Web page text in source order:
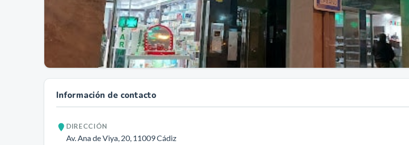
Información de contacto
DIRECCIÓN
Av. Ana de Viya, 20, 11009Cádiz